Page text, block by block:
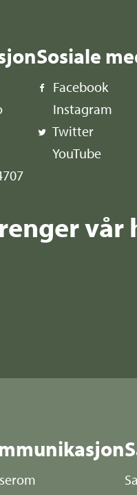
Sosiale
Facebook
Instagram
Twitter
YouTube